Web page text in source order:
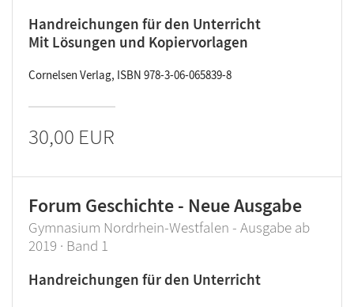
Handreichungen für den Unterricht
Mit Lösungen und Kopiervorlagen
Cornelsen Verlag, ISBN 978-3-06-065839-8
30,00 EUR
Forum Geschichte - Neue Ausgabe
Gymnasium Nordrhein-Westfalen - Ausgabe ab
2019 · Band 1
Handreichungen für den Unterricht